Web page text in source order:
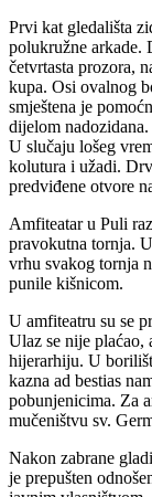
Prvi kat gledališta
polukružne arkade.
četvrtasta prozora,
kupa. Osi ovalnog
smještena je
dijelom
U slučaju lošeg
kolutura i užadi.
predviđene otvore
Amfiteatar u Puli
pravokutna tornja.
vrhu svakog tornja
punile kišnicom.
U amfiteatru su se
Ulaz se nije plaćao,
hijerarhiju. U
kazna ad bestias
pobunjenicima. Za
mučeništvu sv.
Nakon zabrane
je prepušten